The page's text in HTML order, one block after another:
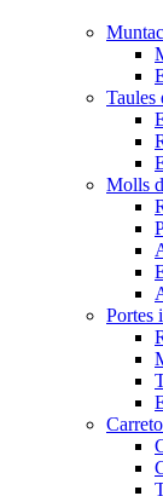
Taules
Molls
Portes